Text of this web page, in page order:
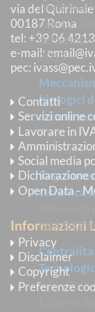
Audizione
alla 10°
del Senato
2013
biologici
misure in
Audizione
alla
tematica
ad
Centralità
Intervento
via del Quirinale
00187 Roma
tel: +39 06
e-mail:
pec:
Contatti
Servizi online
Lavorare in
Social media
Dichiarazione
Open Data -
Informazioni
Privacy
Disclaimer
Copyright
Preferenze